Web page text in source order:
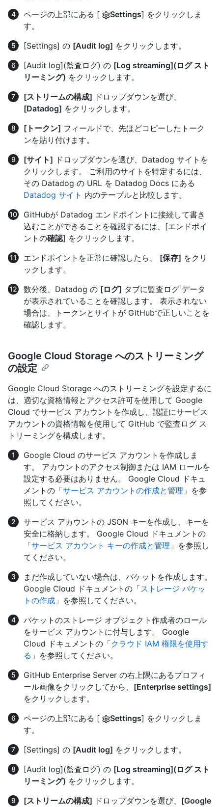
ページの上部にある [
Settings] をクリックしま
す。
[Settings] の [Audit log] をクリックします。
[Audit log](監査ログ) の [Log streaming](ログ スト
リーミング) をクリックします。
[ストリームの構成] ドロップダウンを選び、
[Datadog] をクリックします。
[トークン] フィールドで、先ほどコピーしたトーク
ンを貼り付けます。
[サイト] ドロップダウンを選び、Datadog サイトを
クリックします。 ご利用のサイトを特定するには、
その Datadog の URL を Datadog Docs にある
Datadog サイト 内のテーブルと比較します。
GitHubが Datadog エンドポイントに接続して書き
込むことができることを確認するには、[エンドポイ
ントの確認] をクリックします。
エンドポイントを正常に確認したら、 [保存] をクリ
ックします。
数分後、Datadog の [ログ] タブに監査ログ データ
が表示されていることを確認します。 表示されない
場合は、トークンとサイトが GitHubで正しいことを
確認します。
Google Cloud Storage へのストリーミング
の設定
Google Cloud Storage へのストリーミングを設定するに
は、適切な資格情報とアクセス許可を使用して Google
Cloud でサービス アカウントを作成し、認証にサービス
アカウントの資格情報を使用して GitHub で監査ログ ス
トリーミングを構成します。
Google Cloud のサービス アカウントを作成しま
す。 アカウントのアクセス制御または IAM ロールを
設定する必要はありません。 Google Cloud ドキュ
メントの「サービス アカウントの作成と管理 」を参
照してください。
サービス アカウントの JSON キーを作成し、キーを
安全に格納します。 Google Cloud ドキュメントの
「サービス アカウント キーの作成と管理 」を参照し
てください。
まだ作成していない場合は、バケットを作成します。
Google Cloud ドキュメントの「ストレージ バケッ
トの作成 」を参照してください。
バケットのストレージ オブジェクト作成者のロール
をサービス アカウントに付与します。 Google
Cloud ドキュメントの「クラウド IAM 権限を使用す
る 」を参照してください。
GitHub Enterprise Server の右上隅にあるプロフィ
ール画像をクリックしてから、 [Enterprise settings]
をクリックします。
ページの上部にある [
Settings] をクリックしま
す。
[Settings] の [Audit log] をクリックします。
[Audit log](監査ログ) の [Log streaming](ログ スト
リーミング) をクリックします。
[ストリームの構成] ドロップダウンを選び、 [Google